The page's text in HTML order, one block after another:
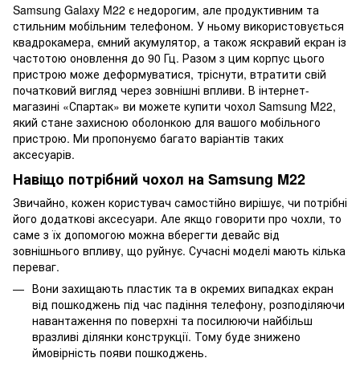
Samsung Galaxy M22 є недорогим, але продуктивним та
стильним мобільним телефоном. У ньому використовується
квадрокамера, ємний акумулятор, а також яскравий екран із
частотою оновлення до 90 Гц. Разом з цим корпус цього
пристрою може деформуватися, тріснути, втратити свій
початковий вигляд через зовнішні впливи. В інтернет-
магазині «Спартак» ви можете купити чохол Samsung M22,
який стане захисною оболонкою для вашого мобільного
пристрою. Ми пропонуємо багато варіантів таких
аксесуарів.
Навіщо потрібний чохол на Samsung M22
Звичайно, кожен користувач самостійно вирішує, чи потрібні
його додаткові аксесуари. Але якщо говорити про чохли, то
саме з їх допомогою можна вберегти девайс від
зовнішнього впливу, що руйнує. Сучасні моделі мають кілька
переваг.
Вони захищають пластик та в окремих випадках екран
від пошкоджень під час падіння телефону, розподіляючи
навантаження по поверхні та посилюючи найбільш
вразливі ділянки конструкції. Тому буде знижено
ймовірність появи пошкоджень.